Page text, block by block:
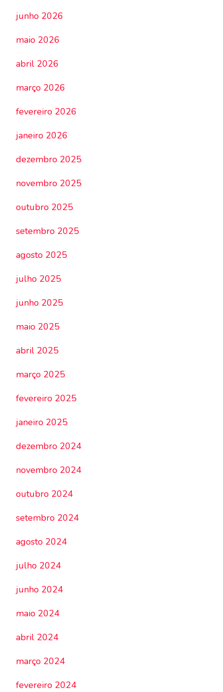
junho 2026
maio 2026
abril 2026
março 2026
fevereiro 2026
janeiro 2026
dezembro 2025
novembro 2025
outubro 2025
setembro 2025
agosto 2025
julho 2025
junho 2025
maio 2025
abril 2025
março 2025
fevereiro 2025
janeiro 2025
dezembro 2024
novembro 2024
outubro 2024
setembro 2024
agosto 2024
julho 2024
junho 2024
maio 2024
abril 2024
março 2024
fevereiro 2024